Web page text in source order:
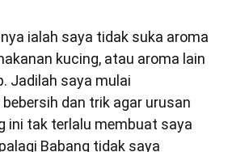
ialah saya tidak suka aroma
kucing, atau aroma lain
Jadilah saya mulai
dan trik agar urusan
ini tak terlalu membuat saya
Babang tidak saya